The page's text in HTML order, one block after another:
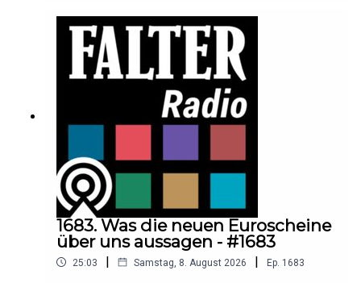
der Gesundheitspsychologe Oliver
Scheibenbogen den Entwurf dennoch begrüßt und
warum Smartphones laut ihm das Kokain des 21.
Jahrhunderts sind, erklärt er im Gespräch mit
Tessa Szyszkowitz.
1683. Was die neuen Euroscheine
über uns aussagen - #1683
25:03 | Samstag, 8. August 2026 | Ep. 1683